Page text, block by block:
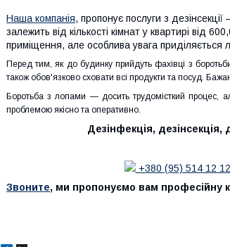
Наша компанія, пропонує послуги з
залежить від кількості кімнат у квартирі від
приміщення, але особлива увага приділяється
Перед тим, як до будинку прийдуть фахівці з
також обов'язково сховати всі продукти та посуд.
Боротьба з лопами — досить трудомісткий процес,
проблемою якісно та оперативно.
Дезінфекція,
+380 (95) 514 12 12
Звоните, ми пропонуємо вам професійну